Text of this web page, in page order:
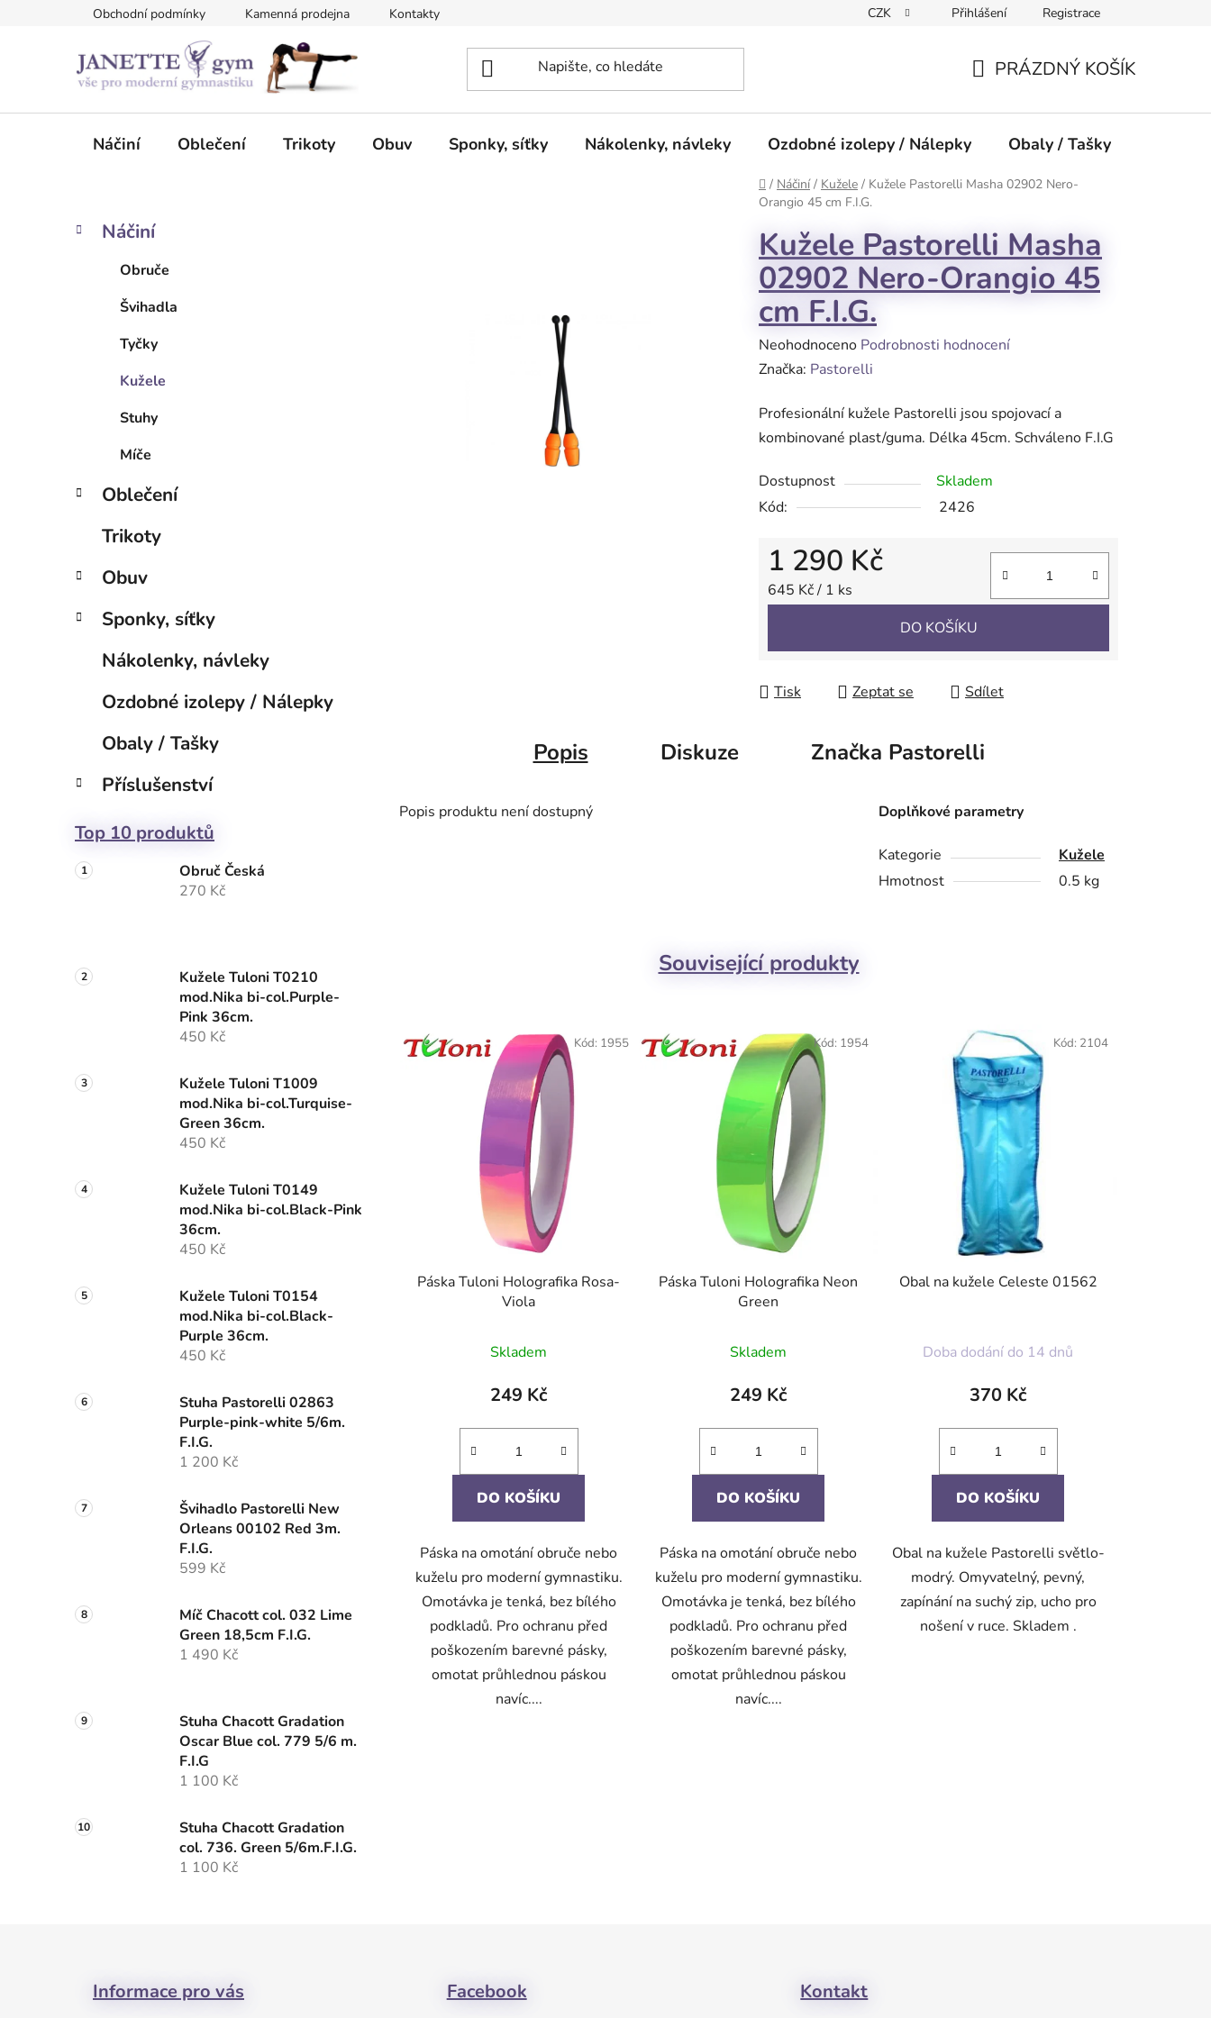
Obchodní podmínky Kamenná prodejna Kontakty CZK Přihlášení Registrace
KOŠÍK
PRÁZDNÝ KOŠÍK
Náčiní Oblečení Trikoty Obuv Sponky, síťky Nákolenky, návleky Ozdobné izolepy / Nálepky Obaly / Tašky
Domů
/ Náčiní / Kužele / Kužele Pastorelli Masha 02902 Nero-
Orangio 45 cm F.I.G.
P
e
Přeskočit
kategorie
K
a
Náčiní
Obruče
Švihadla
Tyčky
Kužele
Stuhy
Míče
Oblečení
Trikoty
Obuv
Sponky, síťky
Nákolenky, návleky
Ozdobné izolepy / Nálepky
Obaly / Tašky
Příslušenství
Top 10 produktů
Obruč Česká
270 Kč
Kužele Tuloni T0210
mod.Nika bi-col.Purple-
Pink 36cm.
450 Kč
Kužele Tuloni T1009
mod.Nika bi-col.Turquise-
Green 36cm.
450 Kč
Kužele Tuloni T0149
mod.Nika bi-col.Black-Pink
36cm.
450 Kč
Kužele Tuloni T0154
mod.Nika bi-col.Black-
Purple 36cm.
450 Kč
Stuha Pastorelli 02863
Purple-pink-white 5/6m.
F.I.G.
1 200 Kč
Švihadlo Pastorelli New
Orleans 00102 Red 3m.
F.I.G.
599 Kč
Míč Chacott col. 032 Lime
Green 18,5cm F.I.G.
1 490 Kč
Stuha Chacott Gradation
Oscar Blue col. 779 5/6 m.
F.I.G
1 100 Kč
Stuha Chacott Gradation
col. 736. Green 5/6m.F.I.G.
1 100 Kč
Kužele Pastorelli Masha
02902 Nero-Orangio 45
cm F.I.G.
Průměrné
hodnocení
je
0,0
5
hvězdiček.
Neohodnoceno Podrobnosti hodnocení
Značka: Pastorelli
Profesionální kužele Pastorelli jsou spojovací a
kombinované plast/guma. Délka 45cm. Schváleno F.I.G
Dostupnost
Skladem
Kód:
2426
1 290 Kč
Měrná cena:
645 Kč / 1 ks
DO KOŠÍKU
Tisk Zeptat se Sdílet
Popis Diskuze Značka Pastorelli
Popis produktu není dostupný Doplňkové parametry
Kategorie
Kužele
Hmotnost
0.5 kg
Související produkty
Páska Tuloni Holografika Rosa-
Viola
Skladem
249 Kč
DO KOŠÍKU
Páska na omotání obruče nebo
kuželu pro moderní gymnastiku.
Omotávka je tenká, bez bílého
podkladů. Pro ochranu před
poškozením barevné pásky,
omotat průhlednou páskou
navíc....
Kód: 1955
Páska Tuloni Holografika Neon
Green
Skladem
249 Kč
DO KOŠÍKU
Páska na omotání obruče nebo
kuželu pro moderní gymnastiku.
Omotávka je tenká, bez bílého
podkladů. Pro ochranu před
poškozením barevné pásky,
omotat průhlednou páskou
navíc....
Kód: 1954
Obal na kužele Celeste 01562
Doba dodání do 14 dnů
370 Kč
DO KOŠÍKU
Obal na kužele Pastorelli světlo-
modrý. Omyvatelný, pevný,
zapínání na suchý zip, ucho pro
nošení v ruce. Skladem .
Kód: 2104
Informace pro vás Facebook Kontakt